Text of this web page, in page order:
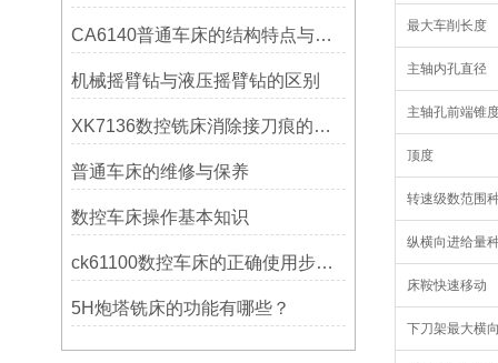
CA6140普通车床的结构特点与工作原理解析
机械摇臂钻与液压摇臂钻的区别
XK7136数控铣床消除接刀痕的操作
普通车床的维修与保养
数控车床操作基本知识
ck61100数控车床的正确使用步骤是什么？
5H炮塔铣床的功能有哪些？
最大车削长度
主轴内孔直径
主轴孔前端锥
顶度
转速级数范围
纵横向进给量
床鞍快速移动
下刀架最大横